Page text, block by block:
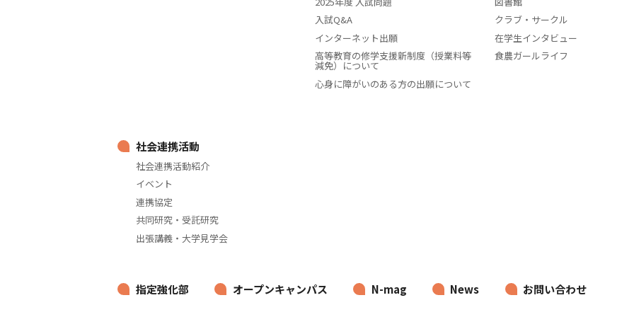
入試Q&A
インターネット出願
高等教育の修学支援新制度（授業料等
減免）について
心身に障がいのある方の出願について
クラブ・サークル
在学生インタビュー
食農ガールライフ
社会連携活動
社会連携活動紹介
イベント
連携協定
共同研究・受託研究
出張講義・大学見学会
指定強化部 オープンキャンパス N-mag News お問い合わせ